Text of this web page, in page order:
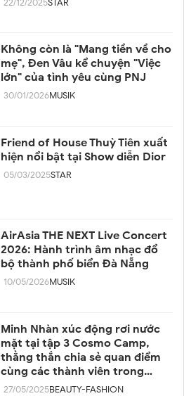
22/12/2025STAR
Không còn là "Mang tiền về cho
mẹ", Đen Vâu kể chuyện "Việc
lớn" của tình yêu cùng PNJ
30/01/2026MUSIK
Friend of House Thuỳ Tiên xuất
hiện nổi bật tại Show diễn Dior
05/03/2025STAR
AirAsia THE NEXT Live Concert
2026: Hành trình âm nhạc đổ
bộ thành phố biển Đà Nẵng
10/05/2026MUSIK
Minh Nhàn xúc động rơi nước
mặt tại tập 3 Cosmo Camp,
thẳng thắn chia sẻ quan điểm
cùng các thành viên trong
team
27/05/2025BEAUTY-FASHION